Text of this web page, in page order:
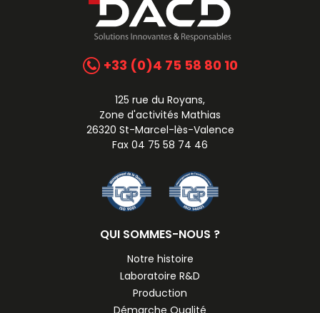
+33 (0)4 75 58 80 10
125 rue du Royans,
Zone d'activités Mathias
26320 St-Marcel-lès-Valence
Fax 04 75 58 74 46
QUI SOMMES-NOUS ?
Notre histoire
Laboratoire R&D
Production